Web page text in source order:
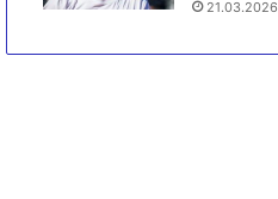
21.03.2026